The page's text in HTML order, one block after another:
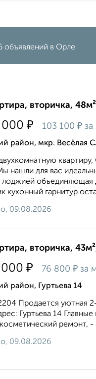
объявлений в Орле
вторичка,
000 ₽ 103 100 ₽ за
район, мкр. Весёлая
нашли для вас
объединяющая
кухонный гарнитур
09.08.2026
вторичка,
₽ 76 800 ₽ за
район, Гуртьева 14
Продается уютная
Гуртьева 14
ремонт,
09.08.2026